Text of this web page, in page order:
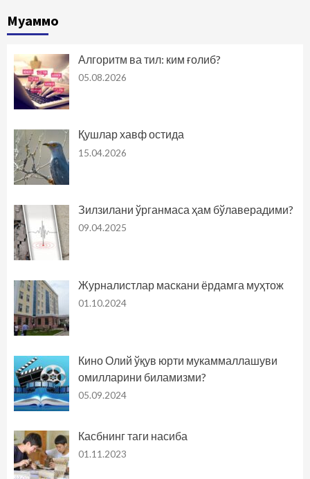
Муаммо
Алгоритм ва тил: ким ғолиб?
05.08.2026
Қушлар хавф остида
15.04.2026
Зилзилани ўрганмаса ҳам бўлаверадими?
09.04.2025
Журналистлар маскани ёрдамга муҳтож
01.10.2024
Кино Олий ўқув юрти мукаммаллашуви
омилларини биламизми?
05.09.2024
Касбнинг таги насиба
01.11.2023